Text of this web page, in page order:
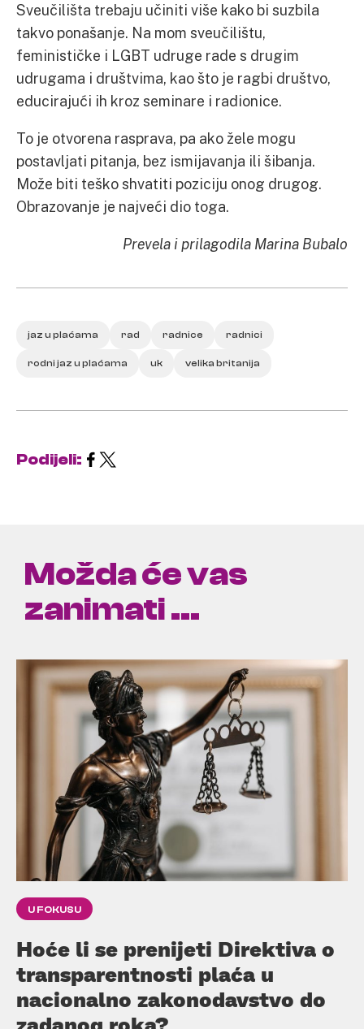
Sveučilišta trebaju učiniti više kako bi suzbila
takvo ponašanje. Na mom sveučilištu,
feminističke i LGBT udruge rade s drugim
udrugama i društvima, kao što je ragbi društvo,
educirajući ih kroz seminare i radionice.
To je otvorena rasprava, pa ako žele mogu
postavljati pitanja, bez ismijavanja ili šibanja.
Može biti teško shvatiti poziciju onog drugog.
Obrazovanje je najveći dio toga.
Prevela i prilagodila Marina Bubalo
jaz u plaćama rad radnice radnici
rodni jaz u plaćama uk velika britanija
Podijeli:
Možda će vas
zanimati ...
U FOKUSU
Hoće li se prenijeti Direktiva o
transparentnosti plaća u
nacionalno zakonodavstvo do
zadanog roka?